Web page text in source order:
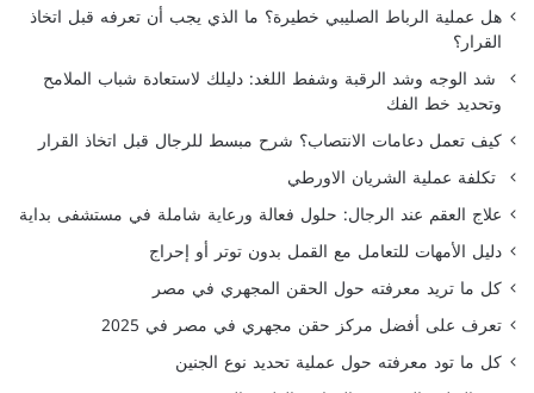
هل عملية الرباط الصليبي خطيرة؟ ما الذي يجب أن تعرفه قبل اتخاذ
القرار؟
شد الوجه وشد الرقبة وشفط اللغد: دليلك لاستعادة شباب الملامح
وتحديد خط الفك
كيف تعمل دعامات الانتصاب؟ شرح مبسط للرجال قبل اتخاذ القرار
تكلفة عملية الشريان الاورطي
علاج العقم عند الرجال: حلول فعالة ورعاية شاملة في مستشفى بداية
دليل الأمهات للتعامل مع القمل بدون توتر أو إحراج
كل ما تريد معرفته حول الحقن المجهري في مصر
تعرف على أفضل مركز حقن مجهري في مصر في 2025
كل ما تود معرفته حول عملية تحديد نوع الجنين